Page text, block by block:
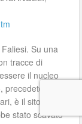
Su una
tracce di
il nucleo
da
è il sito
stato scavato